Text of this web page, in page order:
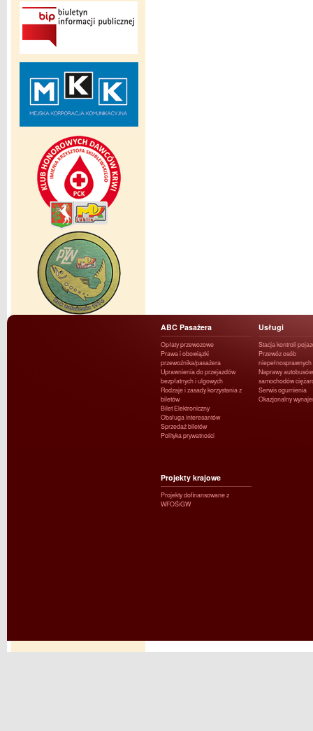
ABC Pasażera
Opłaty przewozowe
Prawa i obowiązki
przewoźnika/pasażera
Uprawnienia do przejazdów
bezpłatnych i ulgowych
Rodzaje i zasady korzystania z
biletów
Bilet Elektroniczny
Obsługa interesantów
Sprzedaż biletów
Polityka prywatności
Usługi
Stacja kontroli
Przewóz osób
niepełnosprawnych
Naprawy
samochodów
Serwis ogumienia
Okazjonalny
Projekty krajowe
Projekty dofinansowane z
WFOŚiGW